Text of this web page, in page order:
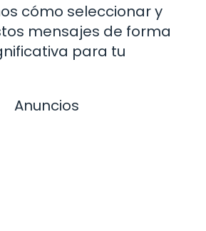
cómo seleccionar y
mensajes de forma
para tu
Anuncios